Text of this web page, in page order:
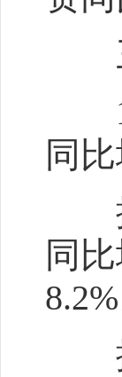
三
同比
按
同
8.2%
按